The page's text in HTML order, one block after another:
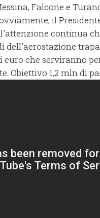
Falcone e
il
continua
che serviranno
Obiettivo 1,2 mln di